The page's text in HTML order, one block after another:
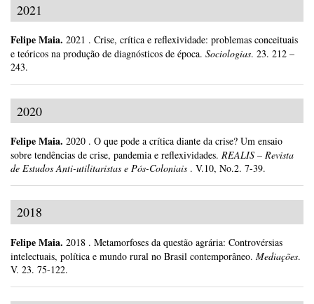
2021
Felipe Maia. 2021 . Crise, crítica e reflexividade: problemas conceituais
e teóricos na produção de diagnósticos de época. Sociologias. 23. 212 –
243.
2020
Felipe Maia. 2020 . O que pode a crítica diante da crise? Um ensaio
sobre tendências de crise, pandemia e reflexividades. REALIS – Revista
de Estudos Anti-utilitaristas e Pós-Coloniais . V.10, No.2. 7-39.
2018
Felipe Maia. 2018 . Metamorfoses da questão agrária: Controvérsias
intelectuais, política e mundo rural no Brasil contemporâneo. Mediações.
V. 23. 75-122.